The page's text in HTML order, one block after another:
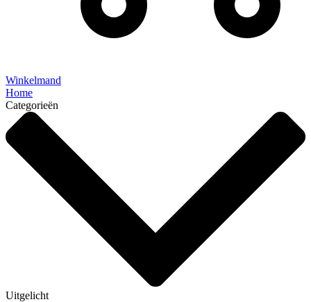
Winkelmand
Home
Categorieën
Uitgelicht